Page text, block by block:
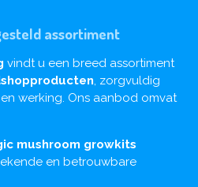
assortiment
vindt u een breed assortiment
, zorgvuldig
werking. Ons aanbod omvat
mushroom growkits
en betrouwbare